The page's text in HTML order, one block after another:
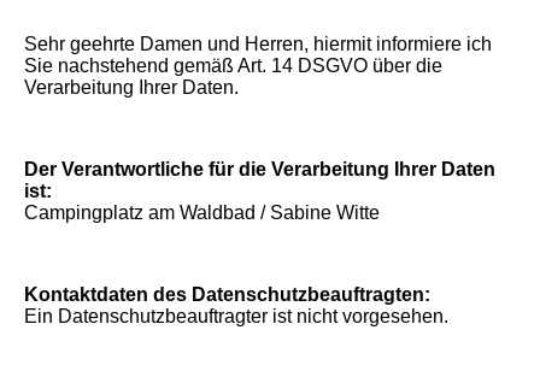
Sehr geehrte Damen und Herren, hiermit informiere ich
Sie nachstehend gemäß Art. 14 DSGVO über die
Verarbeitung Ihrer Daten.
Der Verantwortliche für die Verarbeitung Ihrer Daten
ist:
Campingplatz am Waldbad / Sabine Witte
Kontaktdaten des Datenschutzbeauftragten:
Ein Datenschutzbeauftragter ist nicht vorgesehen.